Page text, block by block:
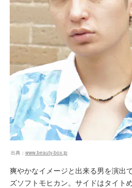
出典： www.beauty-box.jp
爽やかなイメージと出来る男を演出
ズソフトモヒカン。サイドはタイト